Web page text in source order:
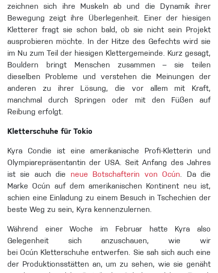
zeichnen sich ihre Muskeln ab und die Dynamik ihrer
Bewegung zeigt ihre Überlegenheit. Einer der hiesigen
Kletterer fragt sie schon bald, ob sie nicht sein Projekt
ausprobieren möchte. In der Hitze des Gefechts wird sie
im Nu zum Teil der hiesigen Klettergemeinde. Kurz gesagt,
Bouldern bringt Menschen zusammen – sie teilen
dieselben Probleme und verstehen die Meinungen der
anderen zu ihrer Lösung, die vor allem mit Kraft,
manchmal durch Springen oder mit den Füßen auf
Reibung erfolgt.
Kletterschuhe für Tokio
Kyra Condie ist eine amerikanische Profi-Kletterin und
Olympiarepräsentantin der USA. Seit Anfang des Jahres
ist sie auch die neue Botschafterin von Ocún. Da die
Marke Ocún auf dem amerikanischen Kontinent neu ist,
schien eine Einladung zu einem Besuch in Tschechien der
beste Weg zu sein, Kyra kennenzulernen.
Während einer Woche im Februar hatte Kyra also
Gelegenheit sich anzuschauen, wie wir
bei Ocún Kletterschuhe entwerfen. Sie sah sich auch eine
der Produktionsstätten an, um zu sehen, wie sie genäht